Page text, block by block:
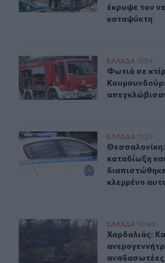
έκρυψε τον
καταψύκτη
Φωτιά σε κτίριο στηνΕΛΛAΔΑ 11:54
Φωτιά σε
Φωτιά σε
Θεσσαλονίκη: Κατήγγειλε
ΕΛΛAΔΑ 11:27
καταδίωξη
κλεμμένο
Χαρδαλιάς: Καμία ΕΛΛAΔΑ 10:48
Χαρδαλιάς:
Χαρδαλιάς:
αναδασωτέες